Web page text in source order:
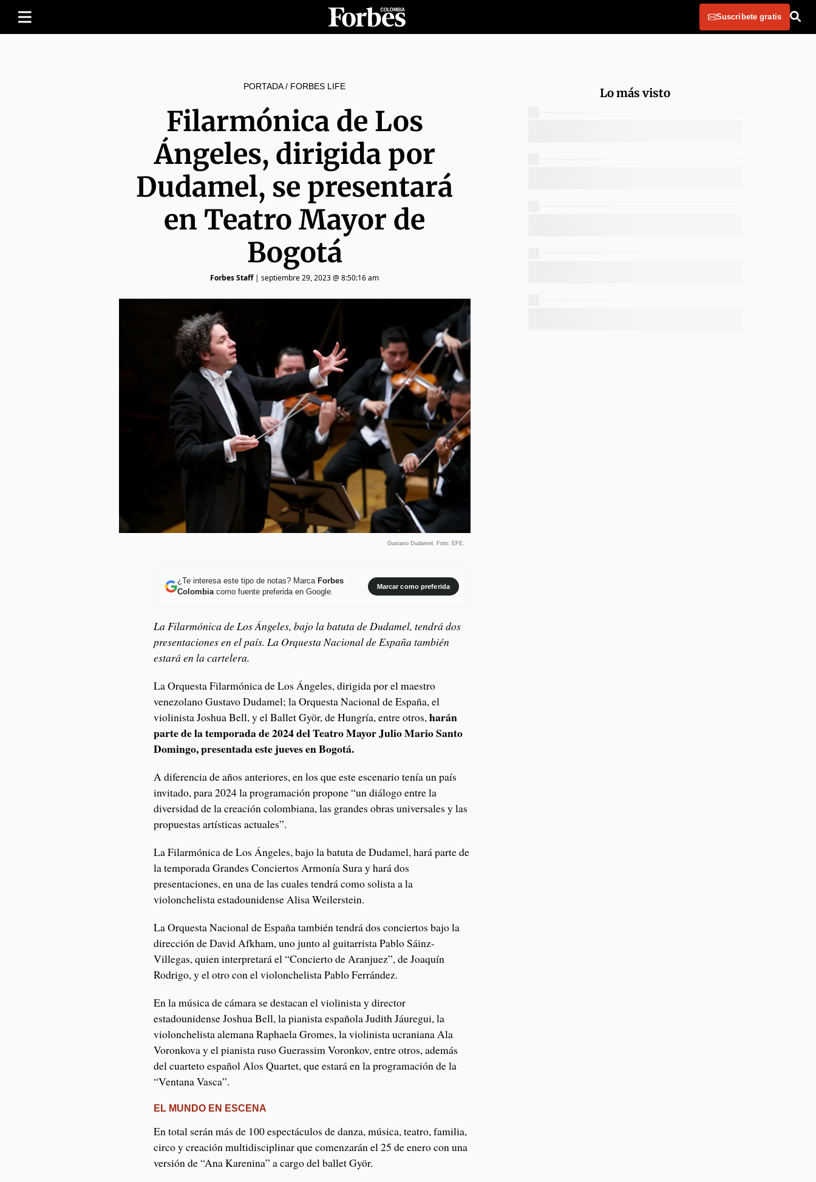
Suscribete gratis
PORTADA/ FORBES LIFE
Filarmónica de Los
Ángeles, dirigida por
Dudamel, se presentará
en Teatro Mayor de
Bogotá
Forbes Staff| septiembre 29, 2023 @ 8:50:16 am
Gustavo Dudamel. Foto: EFE.
¿Te interesa este tipo de notas? Marca Forbes
Colombiacomo fuente preferida en Google.
Marcar como preferida
La Filarmónica de Los Ángeles, bajo la batuta de Dudamel, tendrá dos
presentaciones en el país. La Orquesta Nacional de España también
estará en la cartelera.
La Orquesta Filarmónica de Los Ángeles, dirigida por el maestro
venezolano Gustavo Dudamel; la Orquesta Nacional de España, el
violinista Joshua Bell, y el Ballet Györ, de Hungría, entre otros,harán
parte de la temporada de 2024 del Teatro Mayor Julio Mario Santo
Domingo, presentada este jueves en Bogotá.
A diferencia de años anteriores, en los que este escenario tenía un país
invitado, para 2024 la programación propone “un diálogo entre la
diversidad de la creación colombiana, las grandes obras universales y las
propuestas artísticas actuales”.
La Filarmónica de Los Ángeles, bajo la batuta de Dudamel, hará parte de
la temporada Grandes Conciertos Armonía Sura y hará dos
presentaciones, en una de las cuales tendrá como solista a la
violonchelista estadounidense Alisa Weilerstein.
La Orquesta Nacional de España también tendrá dos conciertos bajo la
dirección de David Afkham, uno junto al guitarrista Pablo Sáinz-
Villegas, quien interpretará el “Concierto de Aranjuez”, de Joaquín
Rodrigo, y el otro con el violonchelista Pablo Ferrández.
En la música de cámara se destacan el violinista y director
estadounidense Joshua Bell, la pianista española Judith Jáuregui, la
violonchelista alemana Raphaela Gromes, la violinista ucraniana Ala
Voronkova y el pianista ruso Guerassim Voronkov, entre otros, además
del cuarteto español Alos Quartet, que estará en la programación de la
“Ventana Vasca”.
EL MUNDO EN ESCENA
En total serán más de 100 espectáculos de danza, música, teatro, familia,
circo y creación multidisciplinar que comenzarán el 25 de enero con una
versión de “Ana Karenina” a cargo del ballet Györ.
Lo más visto